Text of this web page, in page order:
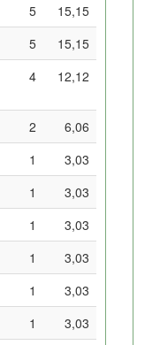
5
15,15
5
15,15
4 12,12
2
6,06
1
3,03
1
3,03
1
3,03
1
3,03
1
3,03
1
3,03